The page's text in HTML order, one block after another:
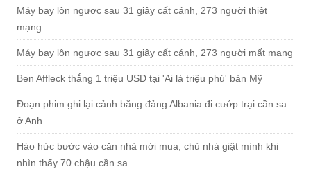
Máy bay lộn ngược sau 31 giây cất cánh, 273 người thiệt
mạng
Máy bay lộn ngược sau 31 giây cất cánh, 273 người mất mạng
Ben Affleck thắng 1 triệu USD tại 'Ai là triệu phú' bản Mỹ
Đoạn phim ghi lại cảnh băng đảng Albania đi cướp trại cần sa
ở Anh
Háo hức bước vào căn nhà mới mua, chủ nhà giật mình khi
nhìn thấy 70 chậu cần sa